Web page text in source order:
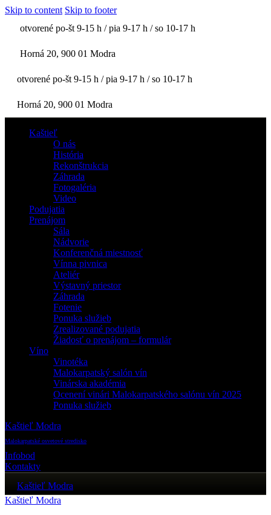
Skip to content Skip to footer
otvorené po-št 9-15 h / pia 9-17 h / so 10-17 h
Horná 20, 900 01 Modra
otvorené po-št 9-15 h / pia 9-17 h / so 10-17 h
Horná 20, 900 01 Modra
Kaštieľ
O nás
História
Rekonštrukcia
Záhrada
Fotogaléria
Video
Podujatia
Prenájom
Sála
Nádvorie
Konferenčná miestnosť
Vínna pivnica
Ateliér
Výstavný priestor
Záhrada
Fotenie
Ponuka služieb
Zrealizované podujatia
Žiadosť o prenájom – formulár
Víno
Vinotéka
Malokarpatský salón vín
Vinárska akadémia
Ocenení vinári Malokarpatského salónu vín 2025
Ponuka služieb
Kaštieľ Modra
Malokarpatské osvetové stredisko
Infobod
Kontakty
Kaštieľ Modra
Kaštieľ Modra